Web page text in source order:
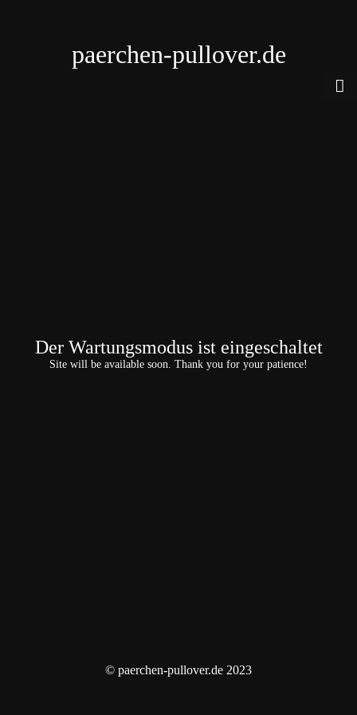
paerchen-pullover.de
Der Wartungsmodus ist eingeschaltet
Site will be available soon. Thank you for your patience!
© paerchen-pullover.de 2023